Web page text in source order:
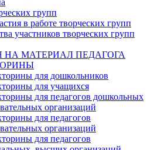
групп
в работе творческих групп
участников творческих групп
НА МАТЕРИАЛ ПЕДАГОГА
для дошкольников
для учащихся
для педагогов дошкольных
организаций
для педагогов
организаций
для педагогов